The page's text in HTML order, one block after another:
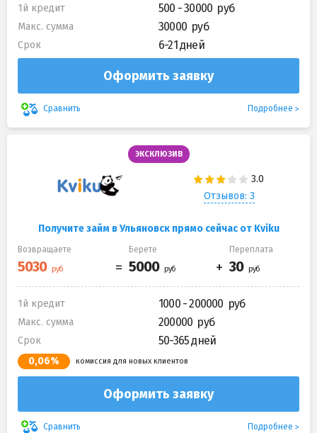
1й кредит 500 - 30000
Макс. сумма 30000
Срок 6-21 дней
Оформить заявку
Сравнить Подробнее
ЭКСКЛЮЗИВ
Отзывов: 3
Получите займ в Ульяновск прямо сейчас от Kviku
Возвращаете Берете Переплата
1й кредит 1000 - 200000
Макс. сумма 200000
Срок 50-365 дней
0,06% комиссия для новых клиентов
Оформить заявку
Сравнить Подробнее